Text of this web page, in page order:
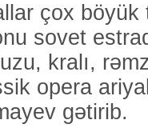
çox böyük
sovet
kralı,
opera
gətirib.